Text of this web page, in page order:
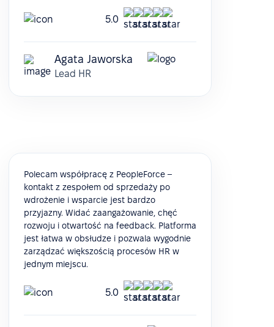
5.0
Agata Jaworska
Lead HR
Polecam współpracę z PeopleForce –
kontakt z zespołem od sprzedaży po
wdrożenie i wsparcie jest bardzo
przyjazny. Widać zaangażowanie, chęć
rozwoju i otwartość na feedback. Platforma
jest łatwa w obsłudze i pozwala wygodnie
zarządzać większością procesów HR w
jednym miejscu.
5.0